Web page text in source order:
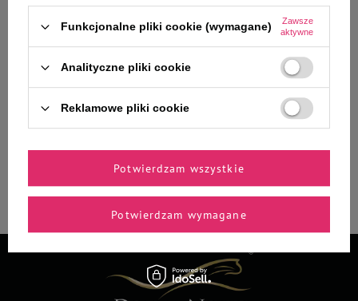
Podaj swój adres e-mail
Chcę otrzymywać E-mail Newsletter. Wyrażam zgodę na
* Rabaty nie łączą się
Zapisz się
Funkcjonalne pliki cookie (wymagane)
Zawsze
aktywne
Analityczne pliki cookie
Reklamowe pliki cookie
Potwierdzam wymagane
Potwierdzam wszystkie